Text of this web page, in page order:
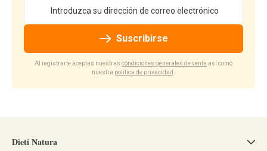
Suscribirse
Al registrarte aceptas nuestras condiciones generales de venta así como
nuestra política de privacidad .
Dieti Natura